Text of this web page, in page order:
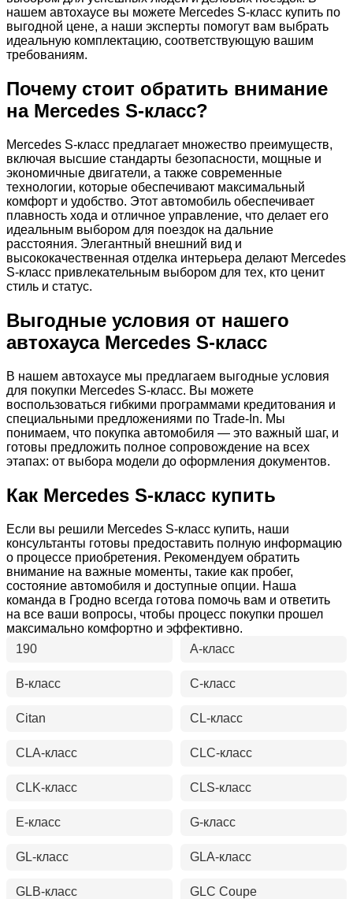
нашем автохаусе вы можете Mercedes S-класс купить по
выгодной цене, а наши эксперты помогут вам выбрать
идеальную комплектацию, соответствующую вашим
требованиям.
Почему стоит обратить внимание
на Mercedes S-класс?
Mercedes S-класс предлагает множество преимуществ,
включая высшие стандарты безопасности, мощные и
экономичные двигатели, а также современные
технологии, которые обеспечивают максимальный
комфорт и удобство. Этот автомобиль обеспечивает
плавность хода и отличное управление, что делает его
идеальным выбором для поездок на дальние
расстояния. Элегантный внешний вид и
высококачественная отделка интерьера делают Mercedes
S-класс привлекательным выбором для тех, кто ценит
стиль и статус.
Выгодные условия от нашего
автохауса Mercedes S-класс
В нашем автохаусе мы предлагаем выгодные условия
для покупки Mercedes S-класс. Вы можете
воспользоваться гибкими программами кредитования и
специальными предложениями по Trade-In. Мы
понимаем, что покупка автомобиля — это важный шаг, и
готовы предложить полное сопровождение на всех
этапах: от выбора модели до оформления документов.
Как Mercedes S-класс купить
Если вы решили Mercedes S-класс купить, наши
консультанты готовы предоставить полную информацию
о процессе приобретения. Рекомендуем обратить
внимание на важные моменты, такие как пробег,
состояние автомобиля и доступные опции. Наша
команда в Гродно всегда готова помочь вам и ответить
на все ваши вопросы, чтобы процесс покупки прошел
максимально комфортно и эффективно.
190
A-класс
B-класс C-класс
Citan CL-класс
CLA-класс CLC-класс
CLK-класс CLS-класс
E-класс G-класс
GL-класс GLA-класс
GLB-класс GLC Coupe